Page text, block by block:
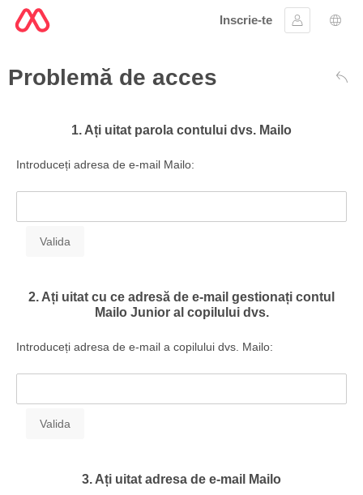
Inscrie-te
Conectare
Problemă de acces
1. Ați uitat parola contului dvs. Mailo
Introduceți adresa de e-mail Mailo:
2. Ați uitat cu ce adresă de e-mail gestionați contul
Mailo Junior al copilului dvs.
Introduceți adresa de e-mail a copilului dvs. Mailo:
3. Ați uitat adresa de e-mail Mailo